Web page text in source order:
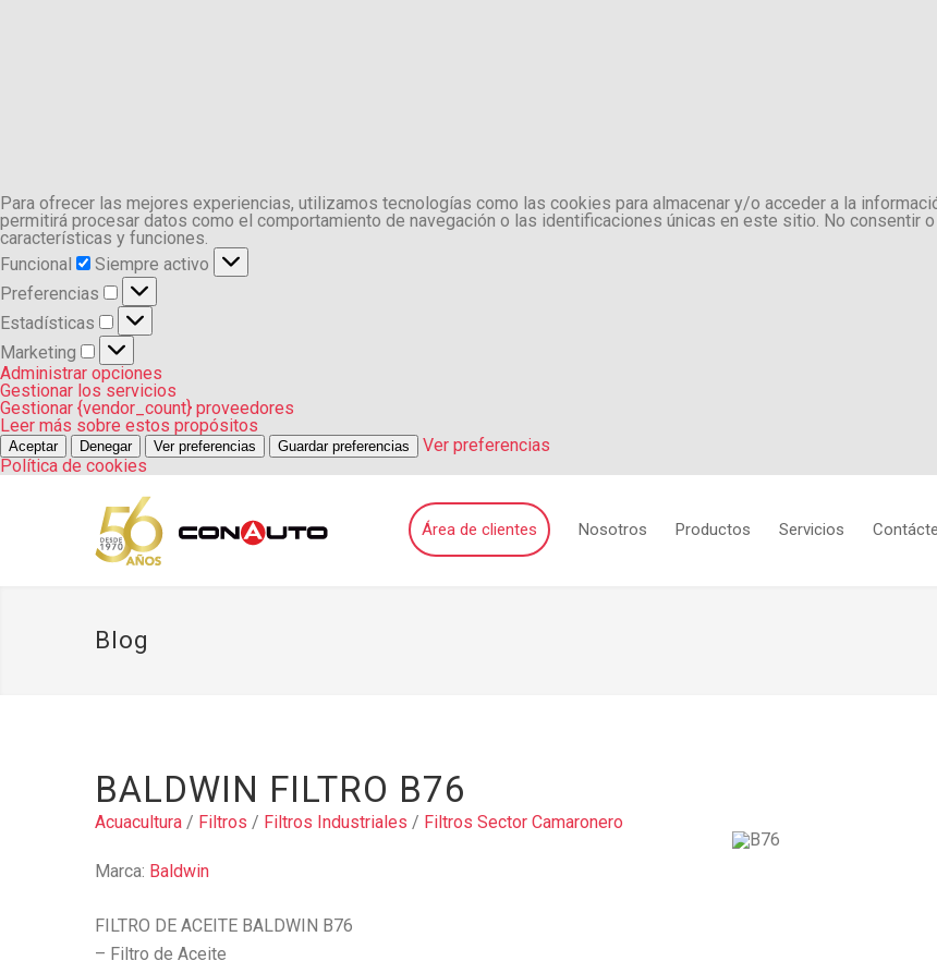
Para ofrecer las mejores experiencias, utilizamos tecnologías como las cookies para almacenar y/o acceder a la
permitirá procesar datos como el comportamiento de navegación o las identificaciones únicas en este sitio. No consentir
características y funciones.
Funcional
Funcional
Siempre activo
Preferencias
Preferencias
Estadísticas
Estadísticas
Marketing
Marketing
Administrar opciones
Gestionar los servicios
Gestionar {vendor_count} proveedores
Leer más sobre estos propósitos
Aceptar Denegar Ver preferencias Guardar preferencias
Ver preferencias
Política de cookies
Área de clientes Nosotros Productos Servicios
Blog
BALDWIN FILTRO B76
Acuacultura / Filtros / Filtros Industriales / Filtros Sector Camaronero
Marca: Baldwin
FILTRO DE ACEITE BALDWIN B76
– Filtro de Aceite